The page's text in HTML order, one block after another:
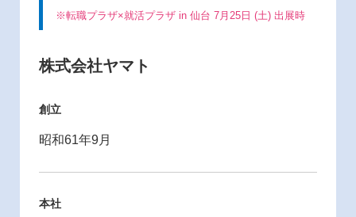
※転職プラザ×就活プラザ in 仙台 7月25日 (土) 出展時
株式会社ヤマト
創立
昭和61年9月
本社